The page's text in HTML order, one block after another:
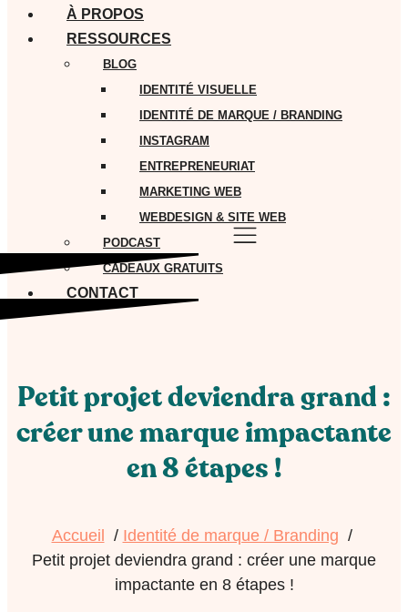
À PROPOS
RESSOURCES
BLOG
IDENTITÉ VISUELLE
IDENTITÉ DE MARQUE / BRANDING
INSTAGRAM
ENTREPRENEURIAT
MARKETING WEB
WEBDESIGN & SITE WEB
PODCAST
CADEAUX GRATUITS
CONTACT
Petit projet deviendra grand :
créer une marque impactante
en 8 étapes !
Accueil
Identité de marque / Branding
Petit projet deviendra grand : créer une marque
impactante en 8 étapes !